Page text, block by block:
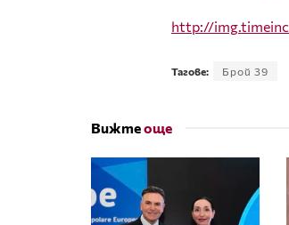
http://img.timeinc
Тагове: Брой 39
Вижтеоще